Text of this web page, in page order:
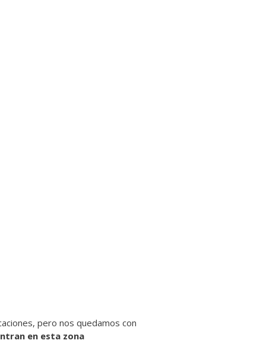
pero nos quedamos con
en esta zona